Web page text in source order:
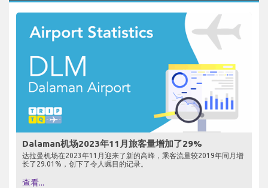
Dalaman机场2023年11月旅客量增加了29%
达拉曼机场在2023年11月迎来了新的高峰，乘客流量较2019年同月增
长了29.01%，创下了令人瞩目的记录。
查看...